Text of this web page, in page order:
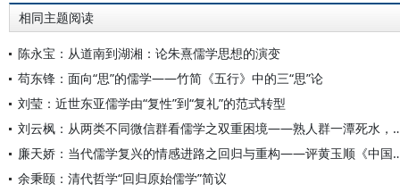
相同主题阅读
陈永宝：从道南到湖湘：论朱熹儒学思想的演变
苟东锋：面向“思”的儒学——竹简《五行》中的三“思”论
刘莹：近世东亚儒学由“复性”到“复礼”的范式转型
刘云枫：从两类不同微信群看儒
廉天娇：当代儒学复兴的情感进路之
余秉颐：清代哲学“回归原始儒学”简议